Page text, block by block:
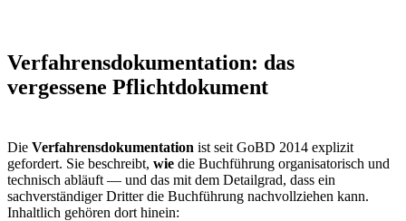
Verfahrensdokumentation: das
vergessene Pflichtdokument
Die Verfahrensdokumentation ist seit GoBD 2014 explizit
gefordert. Sie beschreibt, wie die Buchführung organisatorisch und
technisch abläuft — und das mit dem Detailgrad, dass ein
sachverständiger Dritter die Buchführung nachvollziehen kann.
Inhaltlich gehören dort hinein: